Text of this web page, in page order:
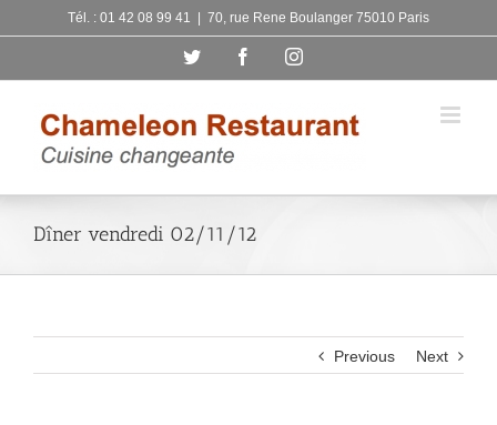
to
Tél. : 01 42 08 99 41 70, rue Rene Boulanger 75010 Paris
Twitter FacebookInstagram
Dîner vendredi 02/11/12
Previous Next